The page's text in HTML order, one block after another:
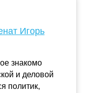
Игорь
знакомо
и деловой
политик,